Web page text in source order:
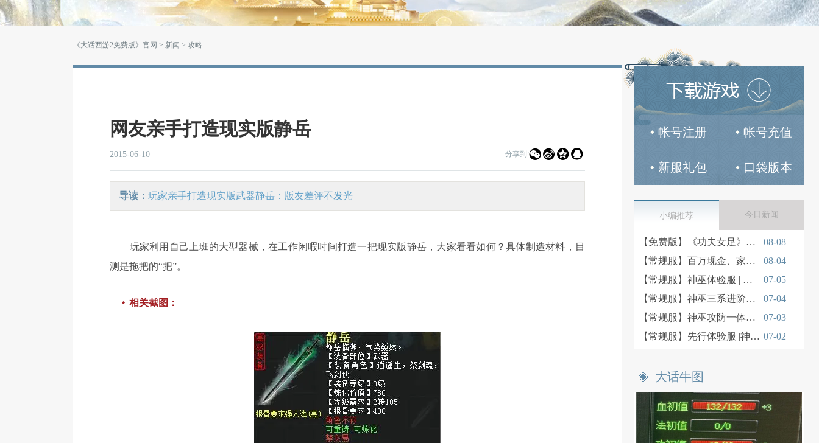
《大话西游2免费版》官网 > 新闻 > 攻略
网友亲手打造现实版静岳
2015-06-10 分享到: 
导读： 玩家亲手打造现实版武器静岳：版友差评不发光
玩家利用自己上班的大型器械，在工作闲暇时间打造一把现实版静岳，大家看看如何？具体制造材料，目
测是拖把的“把”。
相关截图：
帐号注册 帐号充值
新服礼包 口袋版本
小编推荐 今日新闻
【免费版】《功夫女足》凑起半个城市的大话人
08-08
【常规服】百万现金、家电豪礼、永久时装免费拿！
08-04
【常规服】神巫体验服 | 神巫PVE日常实战
07-05
【常规服】神巫三系进阶玩法深度解读
07-04
【常规服】神巫攻防一体PK实战思路
07-03
【常规服】先行体验服 |神巫三系技能解析 07-02
大话牛图